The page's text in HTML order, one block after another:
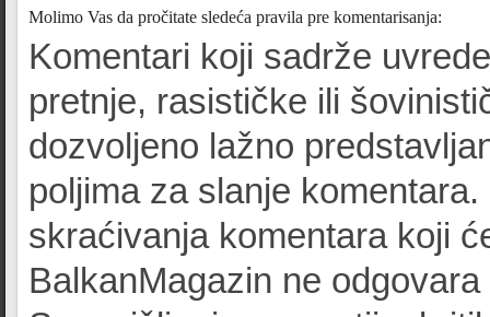
Molimo Vas da pročitate sledeća pravila pre komentarisanja:
Komentari koji sadrže
pretnje, rasističke ili
dozvoljeno lažno
poljima za slanje
skraćivanja komentara koji
BalkanMagazin ne